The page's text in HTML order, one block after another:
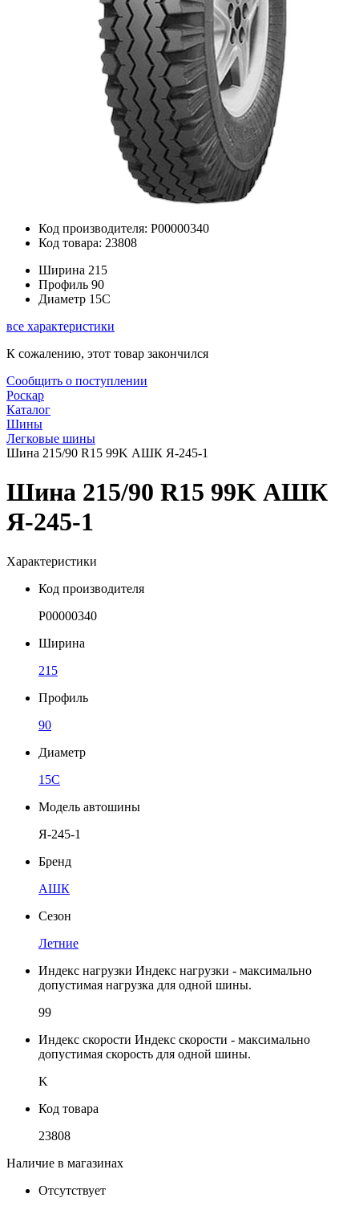
Код производителя: Р00000340
Код товара: 23808
Ширина 215
Профиль 90
Диаметр 15C
все характеристики
К сожалению, этот товар закончился
Сообщить о поступлении
Роскар
Каталог
Шины
Легковые шины
Шина 215/90 R15 99K АШК Я-245-1
Шина 215/90 R15 99K АШК
Я-245-1
Характеристики
Код производителя
Р00000340
Ширина
215
Профиль
90
Диаметр
15C
Модель автошины
Я-245-1
Бренд
АШК
Сезон
Летние
Индекс нагрузки Индекс нагрузки - максимально
допустимая нагрузка для одной шины.
99
Индекс скорости Индекс скорости - максимально
допустимая скорость для одной шины.
K
Код товара
23808
Наличие в магазинах
Отсутствует